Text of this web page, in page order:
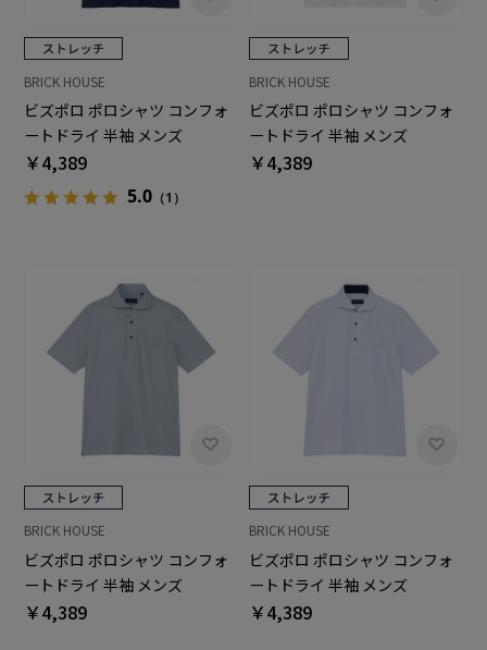
BRICK HOUSE
ビズポロ ポロシャツ コンフォ
ートドライ 半袖 メンズ
￥4,389
5.0（1）
BRICK HOUSE
ビズポロ ポロシャツ コンフォ
ートドライ 半袖 メンズ
￥4,389
BRICK HOUSE
ビズポロ ポロシャツ コンフォ
ートドライ 半袖 メンズ
￥4,389
BRICK HOUSE
ビズポロ ポロシャツ コンフォ
ートドライ 半袖 メンズ
￥4,389